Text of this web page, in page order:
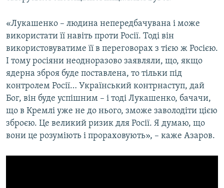
Усі сайти RFE/RL
«Лукашенко – людина непередбачувана і може
використати її навіть проти Росії. Тоді він
використовуватиме її в переговорах з тією ж Росією.
І тому росіяни неодноразово заявляли, що, якщо
ядерна зброя буде поставлена, то тільки під
контролем Росії… Український контрнаступ, дай
Бог, він буде успішним – і тоді Лукашенко, бачачи,
що в Кремлі уже не до нього, зможе заволодіти цією
зброєю. Це великий ризик для Росії. Я думаю, що
вони це розуміють і прораховують», – каже Азаров.